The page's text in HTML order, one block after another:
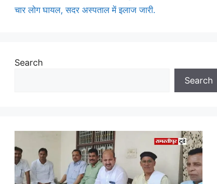
चार लोग घायल, सदर अस्पताल में इलाज जारी.
Search
Search